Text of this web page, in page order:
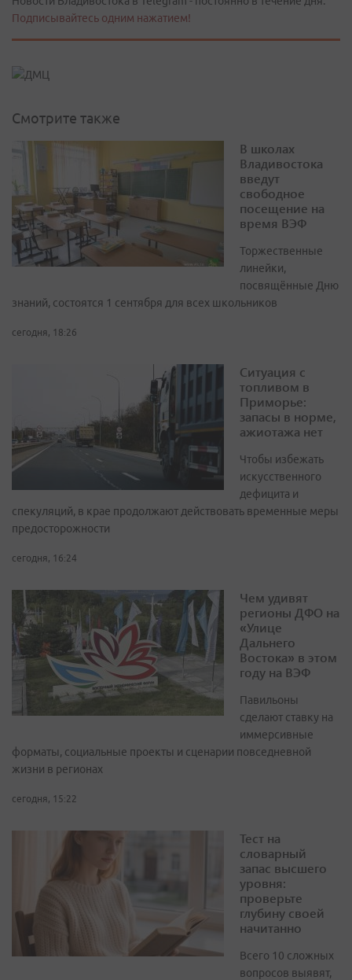
Подписывайтесь одним нажатием!
Смотрите также
В школах
Владивостока
введут
свободное
посещение на
время ВЭФ
Торжественные
линейки,
посвящённые Дню
знаний, состоятся 1 сентября для всех школьников
сегодня, 18:26
Ситуация с
топливом в
Приморье:
запасы в норме,
ажиотажа нет
Чтобы избежать
искусственного
дефицита и
спекуляций, в крае продолжают действовать временные меры
предосторожности
сегодня, 16:24
Чем удивят
регионы ДФО на
«Улице
Дальнего
Востока» в этом
году на ВЭФ
Павильоны
сделают ставку на
иммерсивные
форматы, социальные проекты и сценарии повседневной
жизни в регионах
сегодня, 15:22
Тест на
словарный
запас высшего
уровня:
проверьте
глубину своей
начитанно
Всего 10 сложных
вопросов выявят,